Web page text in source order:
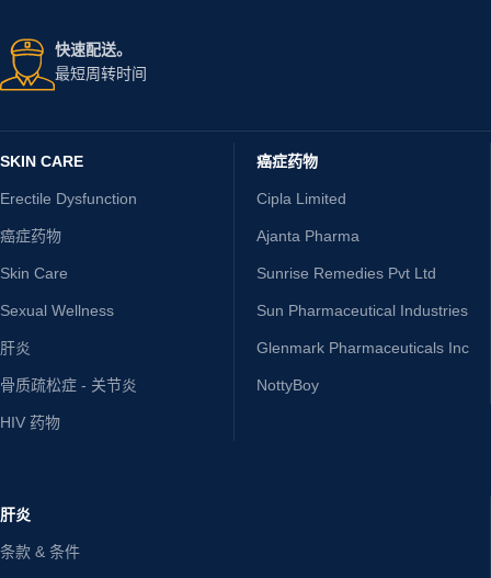
快速配送。
最短周转时间
SKIN CARE
Erectile Dysfunction
癌症药物
Skin Care
Sexual Wellness
肝炎
骨质疏松症 - 关节炎
HIV 药物
癌症药物
Cipla Limited
Ajanta Pharma
Sunrise Remedies Pvt Ltd
Sun Pharmaceutical Industries
Glenmark Pharmaceuticals Inc
NottyBoy
肝炎
条款 & 条件